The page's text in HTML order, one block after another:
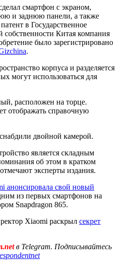
смартфон с экраном,
и заднюю панели, а также
в Государственное
собственности Китая компания
было зарегистрировано
.
корпуса и разделяется
могут использоваться для
расположен на торце.
отображать справочную
двойной камерой.
является складным
об этом в кратком
эксперты издания.
анонсировала свой новый
из первых смартфонов на
Snapdragon 865.
Xiaomi раскрыл секрет
в Telegram. Подписывайтесь